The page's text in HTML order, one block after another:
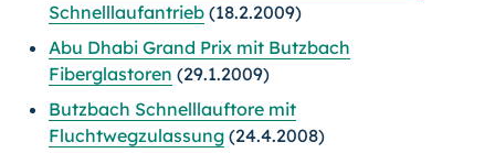
Schnelllaufantrieb (18.2.2009)
Abu Dhabi Grand Prix mit Butzbach
Fiberglastoren (29.1.2009)
Butzbach Schnelllauftore mit
Fluchtwegzulassung (24.4.2008)